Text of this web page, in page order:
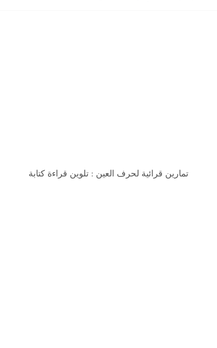
تمارين قرائية لحرف العين : تلوين قراءة كتابة